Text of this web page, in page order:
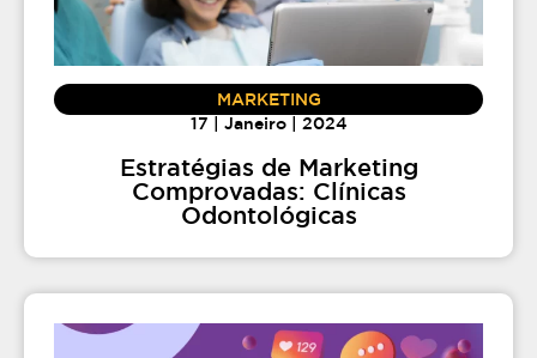
MARKETING
17 | Janeiro | 2024
Estratégias de Marketing
Comprovadas: Clínicas
Odontológicas